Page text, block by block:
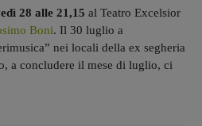
28 alle 21,15 al Teatro Excelsior
Boni. Il 30 luglio a
nei locali della ex segheria
a concludere il mese di luglio, ci